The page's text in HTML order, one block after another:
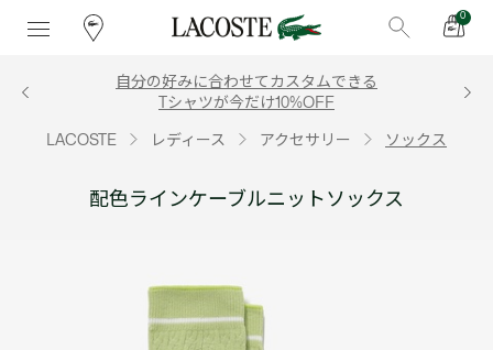
0
自分の好みに合わせてカスタムできる
Tシャツが今だけ10%OFF
LACOSTE レディース アクセサリー ソックス
配色ラインケーブルニットソックス